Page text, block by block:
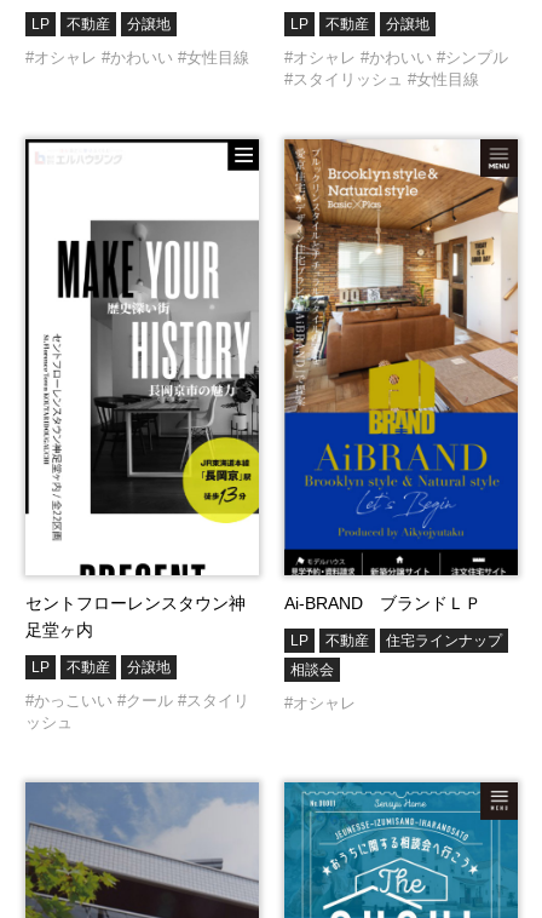
LP 不動産 分譲地
#オシャレ #かわいい #女性目線
LP 不動産 分譲地
#オシャレ #かわいい #シンプル
#スタイリッシュ #女性目線
セントフローレンスタウン神
足堂ヶ内
LP 不動産 分譲地
#かっこいい #クール #スタイリ
ッシュ
Ai-BRAND ブランドＬＰ
LP 不動産
住宅ラインナップ
相談会
#オシャレ